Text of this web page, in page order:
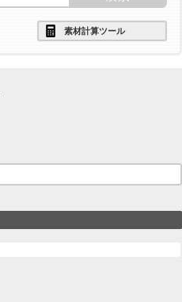
素材計算ツール